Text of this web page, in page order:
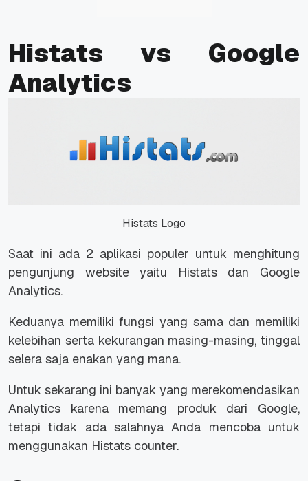
Histats vs Google
Analytics
Histats Logo
Saat ini ada 2 aplikasi populer untuk menghitung
pengunjung website yaitu Histats dan Google
Analytics.
Keduanya memiliki fungsi yang sama dan memiliki
kelebihan serta kekurangan masing-masing, tinggal
selera saja enakan yang mana.
Untuk sekarang ini banyak yang merekomendasikan
Analytics karena memang produk dari Google,
tetapi tidak ada salahnya Anda mencoba untuk
menggunakan Histats counter.